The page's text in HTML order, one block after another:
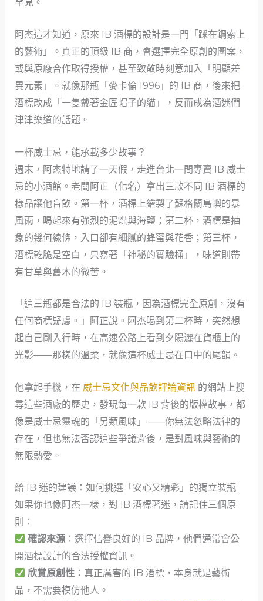
罕見。
阿杰這才知道，原來 IB 酒標的設計是一門「踩在鋼索上
的藝術」。真正的頂級 IB 商，會選擇完全原創的圖案，
或與原廠合作取得授權，甚至致敬時刻意加入「明顯差
異元素」。就像那瓶「麥卡倫 1996」的 IB 商，後來把
酒標改成「一隻戴著金匠帽子的貓」，反而成為酒迷們
津津樂道的話題。
一杯威士忌，能承載多少故事？
週末，阿杰特地請了一天假，走進台北一間專賣 IB 威士
忌的小酒館。老闆阿正（化名）拿出三款不同 IB 酒標的
樣品讓他盲飲。第一杯，酒標上繪製了蘇格蘭島嶼的暴
風雨，喝起來有強烈的泥煤與海鹽；第二杯，酒標是抽
象的幾何線條，入口卻有細膩的蜂蜜與花香；第三杯，
酒標乾脆是空白，只寫著「神秘的實驗桶」，味道則帶
有甘草與舊木的微苦。
「這三瓶都是合法的 IB 裝瓶，因為酒標完全原創，沒有
任何商標疑慮。」阿正說。阿杰喝到第二杯時，突然想
起自己剛入行時，在高速公路上看到夕陽灑在貨櫃上的
光影——那樣的溫柔，就像這杯威士忌在口中的尾韻。
他拿起手機，在 威士忌文化與品飲評論資訊的網站上搜
尋這些酒廠的歷史，發現每一款 IB 背後的版權故事，都
像是威士忌靈魂的「另類風味」——你無法忽略法律的
存在，但也無法否認這些爭議背後，是對風味與藝術的
無限熱愛。
給 IB 迷的建議：如何挑選「安心又精彩」的獨立裝瓶
如果你也像阿杰一樣，對 IB 酒標著迷，請記住三個原
則：
確認來源：選擇信譽良好的 IB 品牌，他們通常會公
開酒標設計的合法授權資訊。
欣賞原創性：真正厲害的 IB 酒標，本身就是藝術
品，不需要模仿他人。